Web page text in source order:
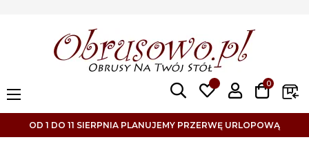
0
Toggle
navigation
☰
OD 1 DO 11 SIERPNIA PLANUJEMY PRZERWĘ URLOPOWĄ